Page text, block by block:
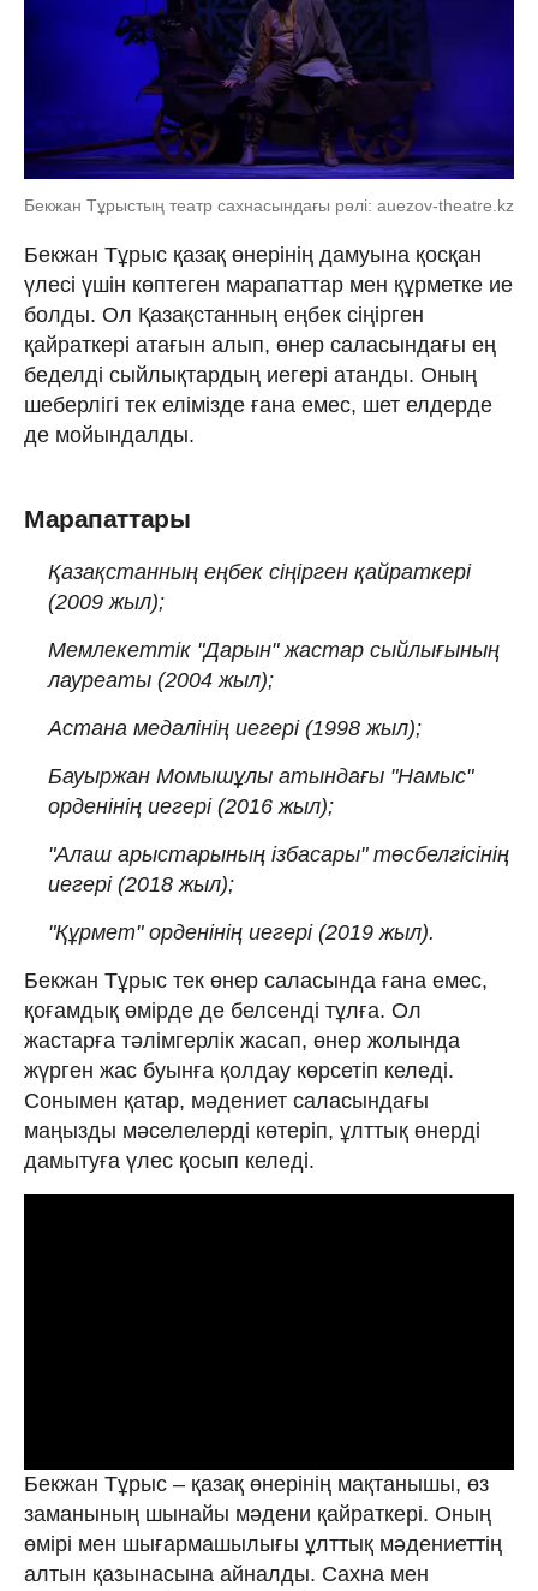
Бекжан Тұрыстың театр сахнасындағы рөлі: auezov-theatre.kz
Бекжан Тұрыс қазақ өнерінің дамуына қосқан
үлесі үшін көптеген марапаттар мен құрметке ие
болды. Ол Қазақстанның еңбек сіңірген
қайраткері атағын алып, өнер саласындағы ең
беделді сыйлықтардың иегері атанды. Оның
шеберлігі тек елімізде ғана емес, шет елдерде
де мойындалды.
Марапаттары
Қазақстанның еңбек сіңірген қайраткері
(2009 жыл);
Мемлекеттік "Дарын" жастар сыйлығының
лауреаты (2004 жыл);
Астана медалінің иегері (1998 жыл);
Бауыржан Момышұлы атындағы "Намыс"
орденінің иегері (2016 жыл);
"Алаш арыстарының ізбасары" төсбелгісінің
иегері (2018 жыл);
"Құрмет" орденінің иегері (2019 жыл).
Бекжан Тұрыс тек өнер саласында ғана емес,
қоғамдық өмірде де белсенді тұлға. Ол
жастарға тәлімгерлік жасап, өнер жолында
жүрген жас буынға қолдау көрсетіп келеді.
Сонымен қатар, мәдениет саласындағы
маңызды мәселелерді көтеріп, ұлттық өнерді
дамытуға үлес қосып келеді.
Бекжан Тұрыс – қазақ өнерінің мақтанышы, өз
заманының шынайы мәдени қайраткері. Оның
өмірі мен шығармашылығы ұлттық мәдениеттің
алтын қазынасына айналды. Сахна мен